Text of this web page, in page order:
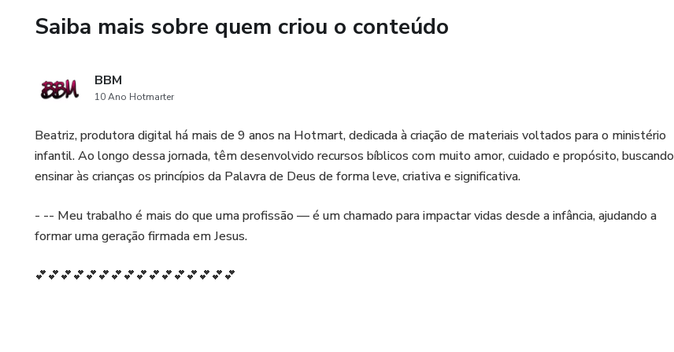
Saiba mais sobre quem criou o conteúdo
BBM
10 Ano Hotmarter
Beatriz, produtora digital há mais de 9 anos na Hotmart, dedicada à criação de materiais voltados para o ministério
infantil. Ao longo dessa jornada, têm desenvolvido recursos bíblicos com muito amor, cuidado e propósito, buscando
ensinar às crianças os princípios da Palavra de Deus de forma leve, criativa e significativa.
- -- Meu trabalho é mais do que uma profissão — é um chamado para impactar vidas desde a infância, ajudando a
formar uma geração firmada em Jesus.
💕💕💕💕💕💕💕💕💕💕💕💕💕💕💕💕